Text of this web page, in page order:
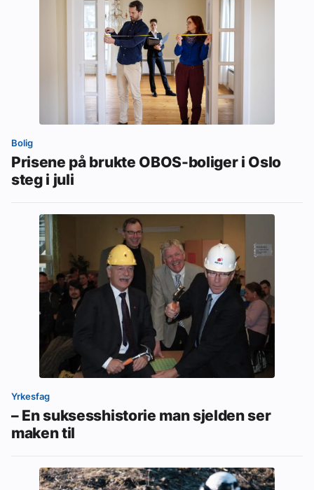
Bolig
Prisene på brukte OBOS-boliger i Oslo
steg i juli
Yrkesfag
– En suksesshistorie man sjelden ser
maken til